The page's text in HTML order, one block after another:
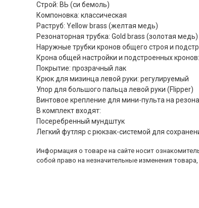
Строй: ВЬ (си бемоль)
Компоновка: классическая
Раструб: Yellow brass (желтая медь)
Резонаторная трубка: Gold brass (золотая
Наружные трубки кронов общего строя и
Крона общей настройки и подстроенных
Покрытие: прозрачный лак
Крюк для мизинца левой руки: регулируемый
Упор для большого пальца левой руки (Flipper)
Винтовое крепление для мини-пульта на
В комплект входят:
Посеребренный мундштук
Легкий футляр c рюкзак-системой для
Информация о товаре на сайте носит
собой право на незначительные изменения